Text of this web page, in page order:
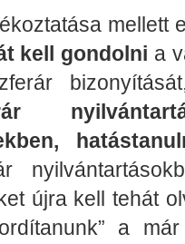
mellett
kell gondolni a
újra kell tehát
a